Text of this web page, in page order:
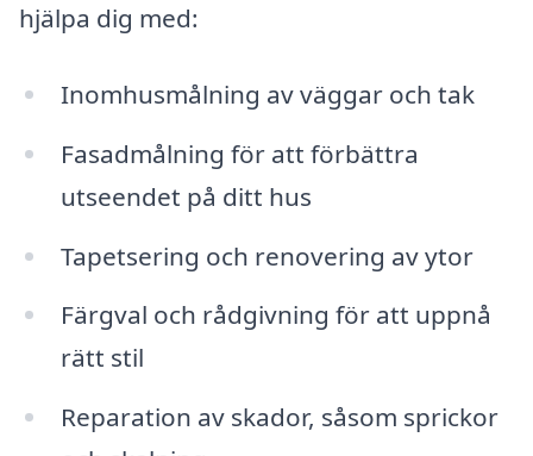
hjälpa dig med:
Inomhusmålning av väggar och tak
Fasadmålning för att förbättra
utseendet på ditt hus
Tapetsering och renovering av ytor
Färgval och rådgivning för att uppnå
rätt stil
Reparation av skador, såsom sprickor